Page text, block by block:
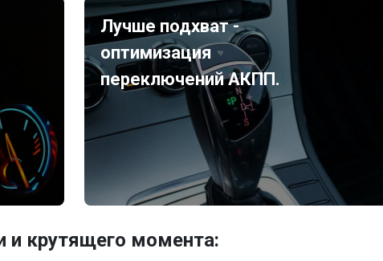
Лучше подхват -
оптимизация
переключений АКПП.
и крутящего момента: